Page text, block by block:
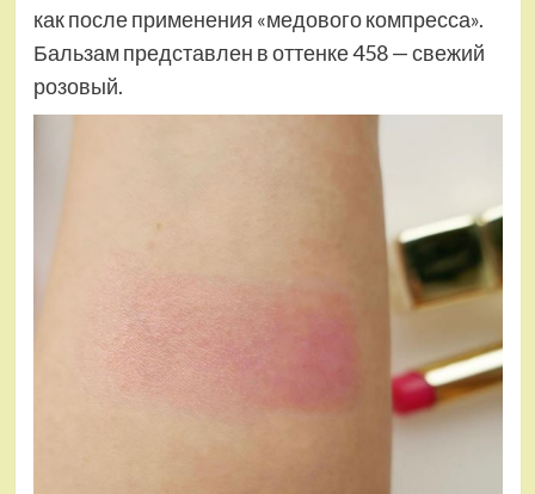
как после применения «медового компресса».
Бальзам представлен в оттенке 458 — свежий
розовый.